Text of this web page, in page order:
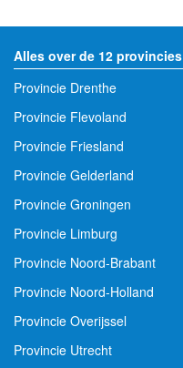
Alles over de 12 provincies
Provincie Drenthe
Provincie Flevoland
Provincie Friesland
Provincie Gelderland
Provincie Groningen
Provincie Limburg
Provincie Noord-Brabant
Provincie Noord-Holland
Provincie Overijssel
Provincie Utrecht